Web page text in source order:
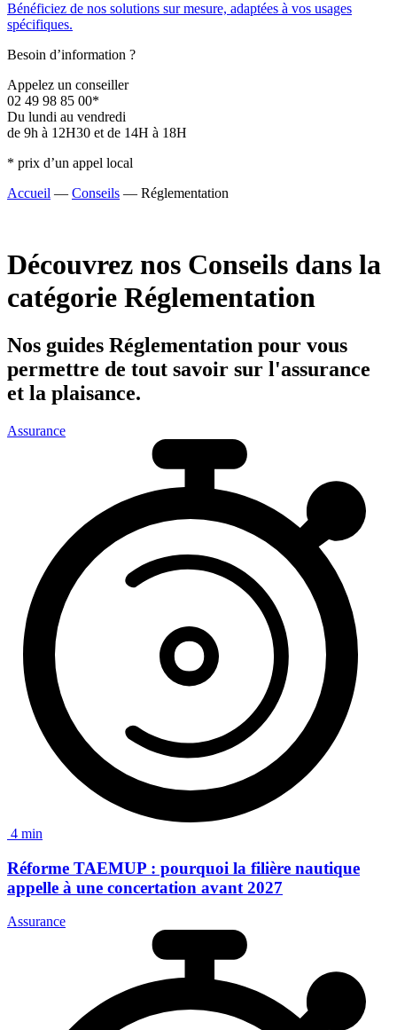
Bénéficiez de nos solutions sur mesure, adaptées à vos usages
spécifiques.
Besoin d’information ?
Appelez un conseiller
02 49 98 85 00*
Du lundi au vendredi
de 9h à 12H30 et de 14H à 18H
* prix d’un appel local
Accueil — Conseils — Réglementation
Découvrez nos Conseils dans la
catégorie Réglementation
Nos guides Réglementation pour vous
permettre de tout savoir sur l'assurance
et la plaisance.
Assurance
4 min
Réforme TAEMUP : pourquoi la filière nautique
appelle à une concertation avant 2027
Assurance